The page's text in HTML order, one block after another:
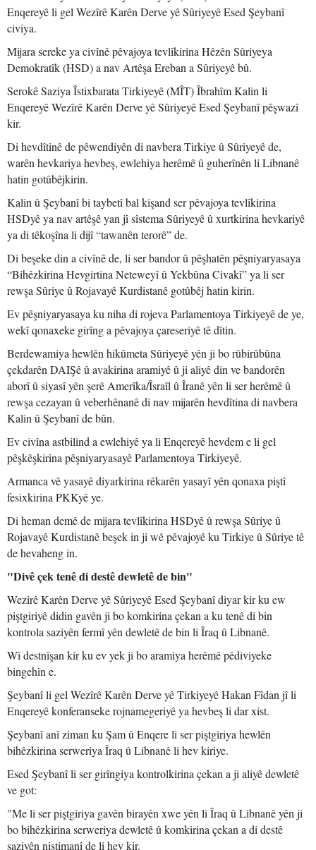
Enqereyê li gel Wezîrê Karên Derve yê Sûriyeyê Esed Şeybanî
civiya.
Mijara sereke ya civînê pêvajoya tevlîkirina Hêzên Sûriyeya
Demokratîk (HSD) a nav Artêşa Ereban a Sûriyeyê bû.
Serokê Saziya Îstixbarata Tirkiyeyê (MÎT) Îbrahîm Kalin li
Enqereyê Wezîrê Karên Derve yê Sûriyeyê Esed Şeybanî pêşwazî
kir.
Di hevdîtinê de pêwendiyên di navbera Tirkiye û Sûriyeyê de,
warên hevkariya hevbeş, ewlehiya herêmê û guherînên li Libnanê
hatin gotûbêjkirin.
Kalin û Şeybanî bi taybetî bal kişand ser pêvajoya tevlîkirina
HSDyê ya nav artêşê yan jî sîstema Sûriyeyê û xurtkirina hevkariyê
ya di têkoşîna li dijî “tawanên terorê” de.
Di beşeke din a civînê de, li ser bandor û pêşhatên pêşniyaryasaya
“Bihêzkirina Hevgirtina Neteweyî û Yekbûna Civakî” ya li ser
rewşa Sûriye û Rojavayê Kurdistanê gotûbêj hatin kirin.
Ev pêşniyaryasaya ku niha di rojeva Parlamentoya Tirkiyeyê de ye,
wekî qonaxeke girîng a pêvajoya çareseriyê tê dîtin.
Berdewamiya hewlên hikûmeta Sûriyeyê yên ji bo rûbirûbûna
çekdarên DAIŞê û avakirina aramiyê û ji aliyê din ve bandorên
aborî û siyasî yên şerê Amerîka/Îsraîl û Îranê yên li ser herêmê û
rewşa cezayan û veberhênanê di nav mijarên hevdîtina di navbera
Kalin û Şeybanî de bûn.
Ev civîna astbilind a ewlehiyê ya li Enqereyê hevdem e li gel
pêşkêşkirina pêşniyaryasayê Parlamentoya Tirkiyeyê.
Armanca vê yasayê diyarkirina rêkarên yasayî yên qonaxa piştî
fesixkirina PKKyê ye.
Di heman demê de mijara tevlîkirina HSDyê û rewşa Sûriye û
Rojavayê Kurdistanê beşek in ji wê pêvajoyê ku Tirkiye û Sûriye tê
de hevaheng in.
"Divê çek tenê di destê dewletê de bin"
Wezîrê Karên Derve yê Sûriyeyê Esed Şeybanî diyar kir ku ew
piştgiriyê didin gavên ji bo komkirina çekan a ku tenê di bin
kontrola saziyên fermî yên dewletê de bin li Îraq û Libnanê.
Wî destnîşan kir ku ev yek ji bo aramiya herêmê pêdiviyeke
bingehîn e.
Şeybanî li gel Wezîrê Karên Derve yê Tirkiyeyê Hakan Fîdan jî li
Enqereyê konferanseke rojnamegeriyê ya hevbeş li dar xist.
Şeybanî anî ziman ku Şam û Enqere li ser piştgiriya hewlên
bihêzkirina serweriya Îraq û Libnanê li hev kiriye.
Esed Şeybanî li ser girîngiya kontrolkirina çekan a ji aliyê dewletê
ve got:
"Me li ser piştgiriya gavên birayên xwe yên li Îraq û Libnanê yên ji
bo bihêzkirina serweriya dewletê û komkirina çekan a di destê
saziyên niştimanî de li hev kir.